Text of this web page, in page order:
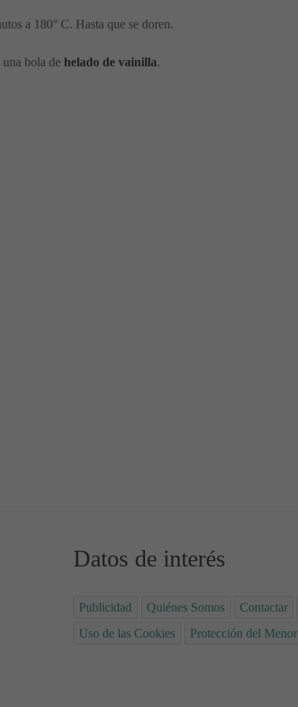
a 180° C. Hasta que se doren.
bola de helado de vainilla.
azúcar
Datos de interés
Publicidad Quiénes Somos Contactar
Uso de las Cookies
Protección del Menor